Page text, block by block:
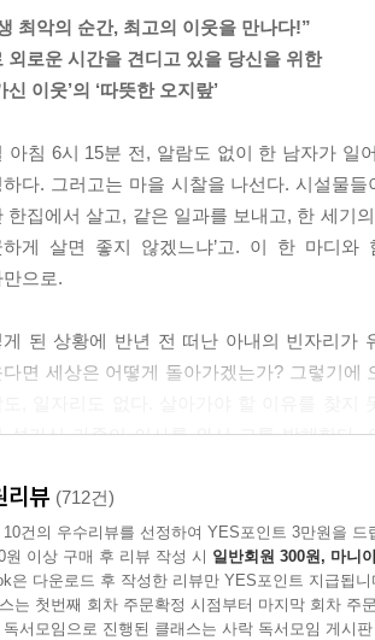
서 ‘오베라는 남자’의 인기에는 ‘지나간 시
된 캐릭터의 매력에 우리가 이토록 빠져든다
에 발을 맞출 때, 마처 짐꾸러미에 챙겨
의 장소는 행동하는 시대, 헌신하는 시대에
사람 모두가 그녀가 무엇을 위해 싸우는지
위해 싸웠다. 그리고 오베는 그녀를 위해 싸
집 아내들은 자기가 머리를 새로 한 걸 남
칠 동안 짜증을 내더라고요.” 소냐는 그렇게
역할이 필요하다고 믿었다. 그는 언제나 제
이란 근본적으로 시간에 대해 낙관적인 태도
시간이 넘쳐난다고 생각한다. 그러다 무슨 일
최악의 순간, 최고의 이웃을 만나다!”
외로운 시간을 견디고 있을 당신을 위한
신 이웃’의 ‘따뜻한 오지랖’
아침 6시 15분 전, 알람도 없이 한 남자가 일
하다. 그러고는 마을 시찰을 나선다. 시설물
한집에서 살고, 같은 일과를 보내고, 한 세기
하게 살면 좋지 않겠느냐’고. 이 한 마디와
으로.
게 된 상황에 반년 전 떠난 아내의 빈자리가
다면 세상은 어떻게 돌아가겠는가? 그렇기
성가신 가족이 이사를 와서 그를 방해한다.
것도 맘대로 하게 놔두질 않는 거냐고!
살아간다는 건,
도 모르게 매일 일어나는 기적이었다!”
’을 살아가게 하는 힘은, 결국 ‘사람’
리뷰 (712건)
10건의 우수리뷰를 선정하여 YES포인트 3만원을 드
원 이상 구매 후 리뷰 작성 시 일반회원 300원, 마니
은 다운로드 후 작성한 리뷰만 YES포인트 지급됩니
는 첫번째 회차 주문확정 시점부터 마지막 회차 주
독서모임으로 진행된 클래스는 사락 독서모임 게시